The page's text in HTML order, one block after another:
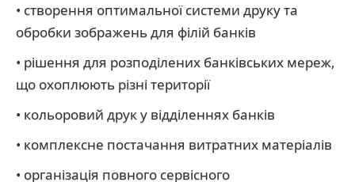
• створення оптимальної системи друку та
обробки зображень для філій банків
• рішення для розподілених банківських мереж,
що охоплюють різні території
• кольоровий друк у відділеннях банків
• комплексне постачання витратних матеріалів
• організація повного сервісного